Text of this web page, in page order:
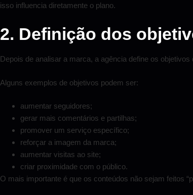
isso influencia diretamente o plano.
2. Definição dos
Depois de analisar a marca, a agência define os
Alguns exemplos de objetivos podem ser:
aumentar seguidores;
gerar mais comentários e partilhas;
promover um serviço específico;
reforçar a imagem da marca;
aumentar visitas ao site;
criar proximidade com o público.
O mais importante é que os conteúdos não sejam feitos